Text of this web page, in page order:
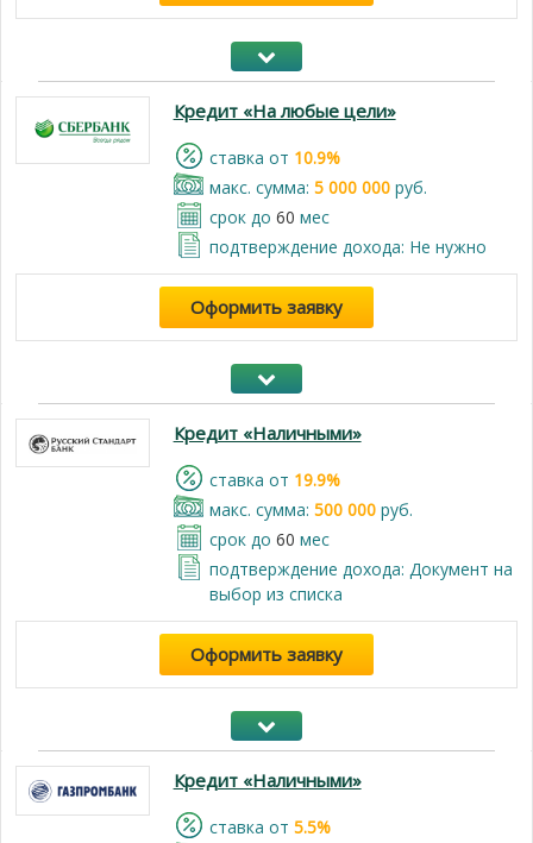
Кредит «На любые цели»
cтавка от 10.9%
макс. сумма: 5 000 000руб.
срок до 60 мес
подтверждение дохода: Не нужно
Оформить заявку
Кредит «Наличными»
cтавка от 19.9%
макс. сумма: 500 000руб.
срок до 60 мес
подтверждение дохода: Документ на
выбор из списка
Оформить заявку
Кредит «Наличными»
cтавка от 5.5%